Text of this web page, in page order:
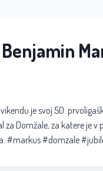
je svoj 50.
za Domžale, za katere je
#markus #domzale